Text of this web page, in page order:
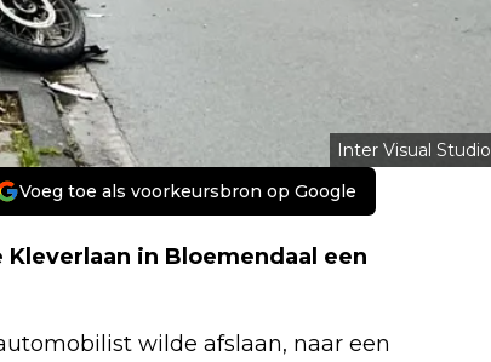
Inter Visual Studio
Voeg toe als voorkeursbron op Google
in Bloemendaal een
wilde afslaan, naar een